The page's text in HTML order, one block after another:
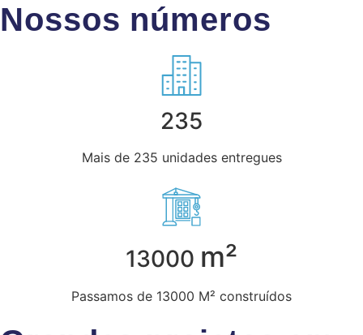
Nossos números
235
Mais de 235 unidades entregues
13000 m²
Passamos de 13000 M² construídos